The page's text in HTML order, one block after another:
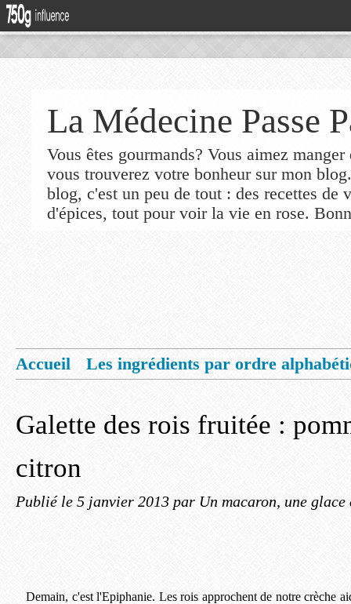
La Médecine Passe
Vous êtes gourmands? Vous aimez
vous trouverez votre bonheur sur mon
blog, c'est un peu de tout : des recettes de
d'épices, tout pour voir la vie en rose.
Accueil
Les ingrédients par ordre
Galette des rois fruitée :
citron
Publié le 5 janvier 2013 par Un macaron, une
Demain, c'est l'Epiphanie. Les rois approchent de notre crèche